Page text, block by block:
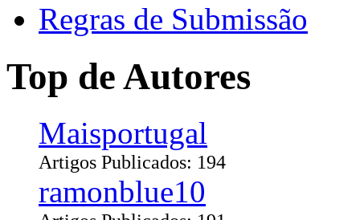
Regras de Submissão
Top de Autores
Maisportugal
Artigos Publicados: 194
ramonblue10